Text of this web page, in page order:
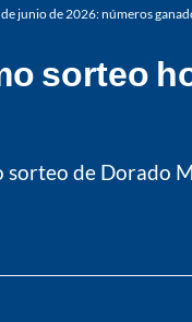
junio de 2026: números
sorteo
de Dorado